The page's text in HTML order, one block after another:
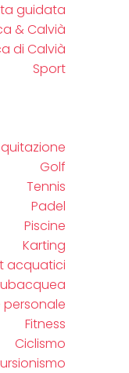
guidata
& Calvià
di Calvià
Sport
Golf
Tennis
Padel
Piscine
Karting
acquatici
personale
Fitness
Ciclismo